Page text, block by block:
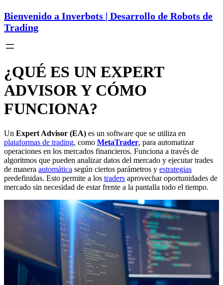
Bienvenido a Inverbots | Desarrollo de Robots de
Trading
¿QUÉ ES UN EXPERT
ADVISOR Y CÓMO
FUNCIONA?
Un Expert Advisor (EA) es un software que se utiliza en
plataformas de trading, como MetaTrader, para automatizar
operaciones en los mercados financieros. Funciona a través de
algoritmos que pueden analizar datos del mercado y ejecutar trades
de manera automática según ciertos parámetros y estrategias
predefinidas. Esto permite a los traders aprovechar oportunidades de
mercado sin necesidad de estar frente a la pantalla todo el tiempo.